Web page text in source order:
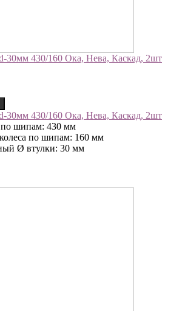
30мм 430/160 Ока, Нева, Каскад, 2шт
30мм 430/160 Ока, Нева, Каскад, 2шт
по шипам: 430 мм
по шипам: 160 мм
Ø втулки: 30 мм